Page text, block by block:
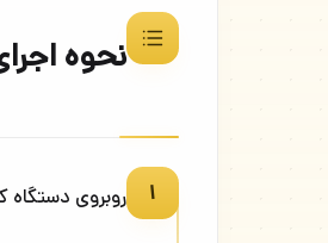
نحوه
۱ روبروی دستگاه